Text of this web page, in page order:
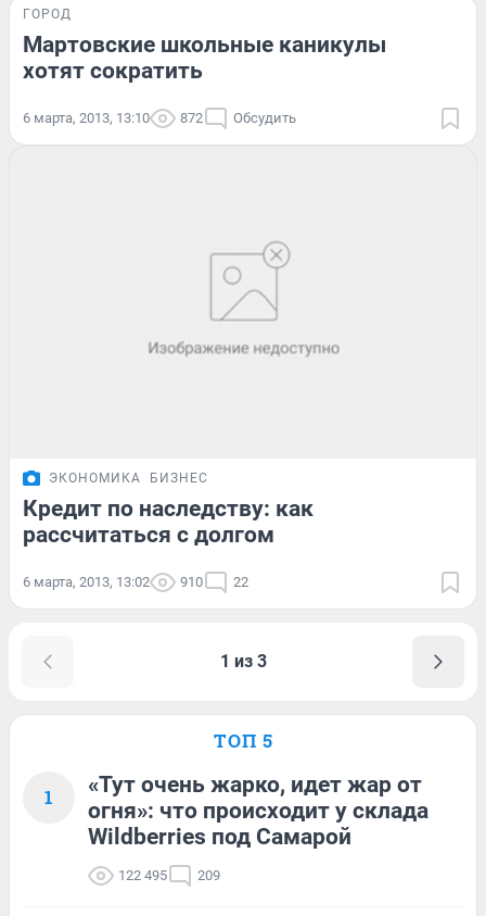
ГОРОД
Мартовские школьные каникулы
хотят сократить
6 марта, 2013, 13:10 872 Обсудить
ЭКОНОМИКА БИЗНЕС
Кредит по наследству: как
рассчитаться с долгом
6 марта, 2013, 13:02 910 22
1 из 3
ТОП 5
1
«Тут очень жарко, идет жар от
огня»: что происходит у склада
Wildberries под Самарой
122 495 209